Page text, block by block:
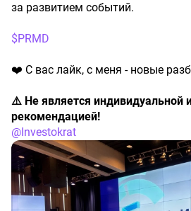
за развитием событий.
$PRMD
❤️ С вас лайк, с меня - новые
⚠️ Не является индивидуальной
рекомендацией!
@Investokrat